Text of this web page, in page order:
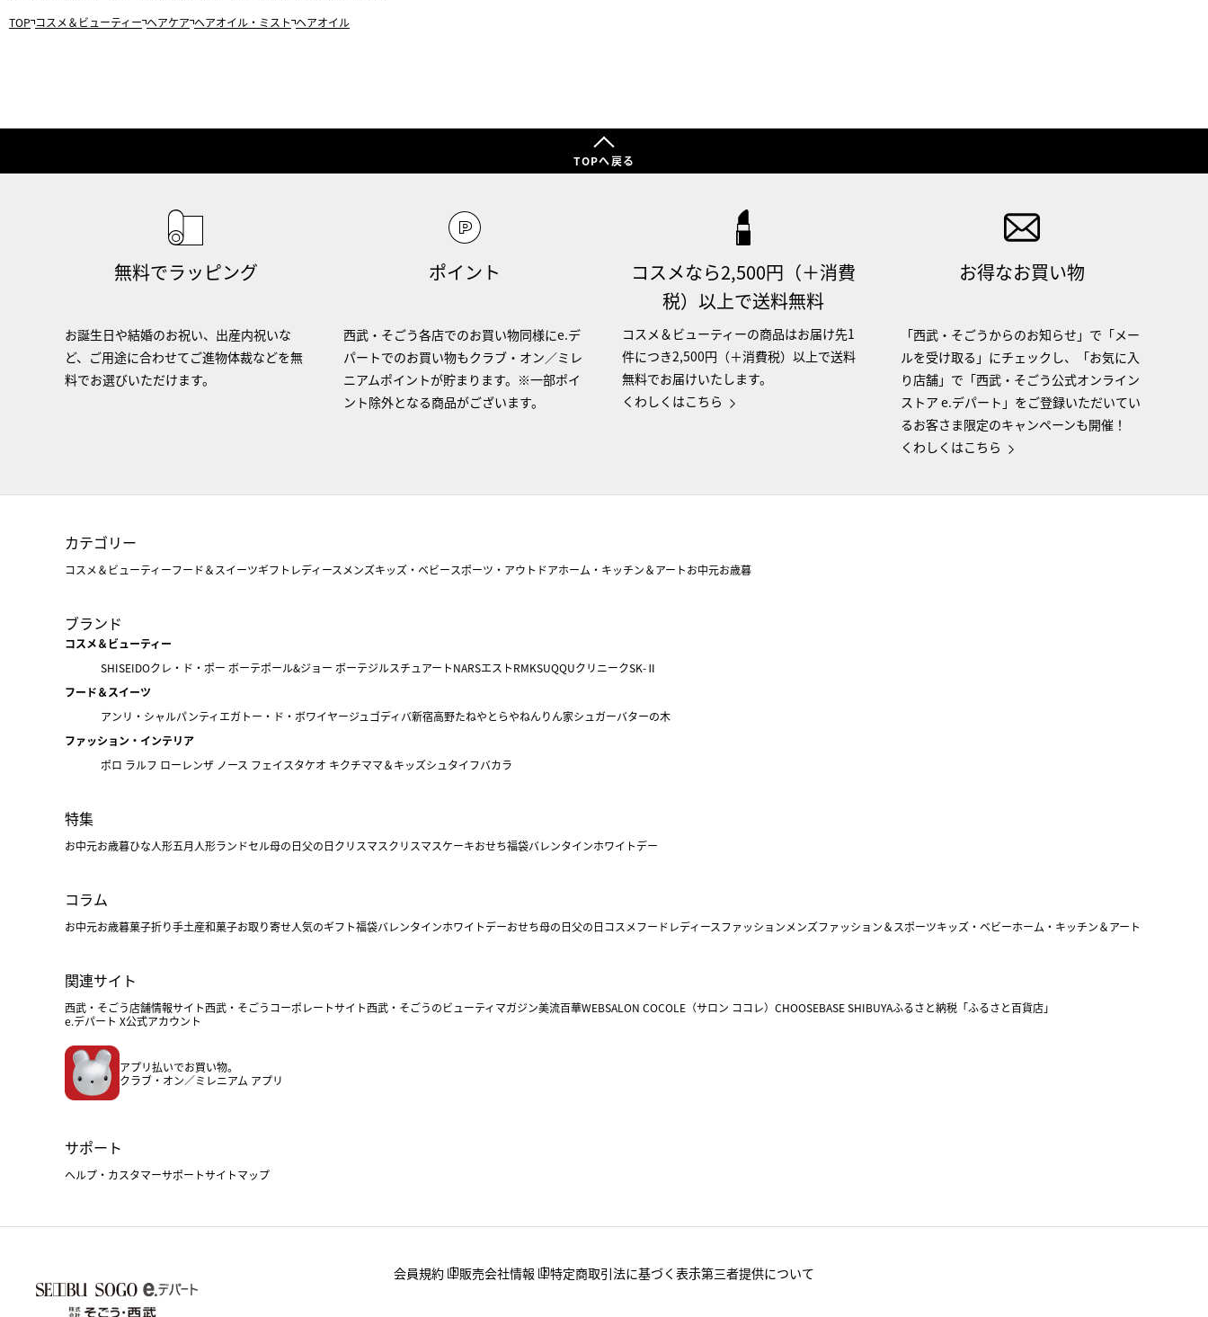
TOP コスメ＆ビューティー ヘアケア ヘアオイル・ミスト ヘアオイル
TOPへ戻る
無料でラッピング
お誕生日や結婚のお祝い、出産内祝いな
ど、ご用途に合わせてご進物体裁などを無
料でお選びいただけます。
ポイント
西武・そごう各店でのお買い物同様にe.デ
パートでのお買い物もクラブ・オン／ミレ
ニアムポイントが貯まります。※一部ポイ
ント除外となる商品がございます。
コスメなら2,500円（＋消費
税）以上で送料無料
コスメ＆ビューティーの商品はお届け先1
件につき2,500円（＋消費税）以上で送料
無料でお届けいたします。
くわしくはこちら
お得なお買い物
「西武・そごうからのお知らせ」で「メー
ルを受け取る」にチェックし、「お気に入
り店舗」で「西武・そごう公式オンライン
ストア e.デパート」をご登録いただいてい
るお客さま限定のキャンペーンも開催！
くわしくはこちら
カテゴリー
コスメ＆ビューティーフード＆スイーツギフト レディースメンズキッズ・ベビースポーツ・アウトドアホーム・キッチン＆アートお中元お歳暮
ブランド
コスメ＆ビューティー
SHISEIDOクレ・ド・ポー ボーテポール&ジョー ボーテジルスチュアートNARSエストRMKSUQQUクリニークSK-Ⅱ
フード＆スイーツ
アンリ・シャルパンティエガトー・ド・ボワイヤージュゴディバ新宿高野たねやとらやねんりん家シュガーバターの木
ファッション・インテリア
ポロ ラルフ ローレンザ ノース フェイスタケオ キクチママ＆キッズシュタイフバカラ
特集
お中元お歳暮ひな人形五月人形ランドセル母の日父の日クリスマスクリスマスケーキおせち福袋バレンタインホワイトデー
コラム
お中元お歳暮菓子折り手土産和菓子お取り寄せ人気のギフト福袋バレンタインホワイトデーおせち母の日父の日 コスメフードレディースファッションメンズファッション＆スポーツキッズ・ベビーホーム・キッチン＆アート
関連サイト
西武・そごう店舗情報サイト西武・そごうコーポレートサイト西武・そごうのビューティマガジン美流百華WEBSALON COCOLE（サロン ココレ） CHOOSEBASE SHIBUYAふるさと納税「ふるさと百貨店」
e.デパート X公式アカウント
アプリ払いでお買い物。
クラブ・オン／ミレニアム アプリ
サポート
ヘルプ・カスタマーサポートサイトマップ
会員規約 販売会社情報 特定商取引法に基づく表示第三者提供について